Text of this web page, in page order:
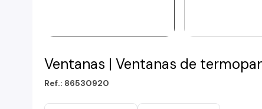
Ventanas | Ventanas de
Ref.: 86530920